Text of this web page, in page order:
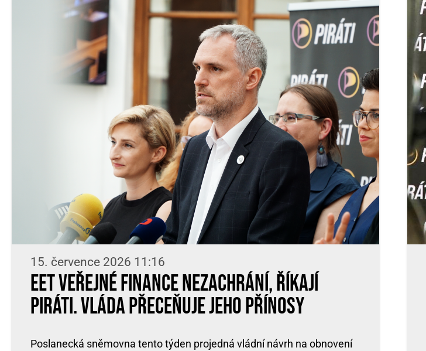
15. července 2026 11:16
EET veřejné finance nezachrání, říkají
Piráti. Vláda přeceňuje jeho přínosy
Poslanecká sněmovna tento týden projedná vládní návrh na obnovení